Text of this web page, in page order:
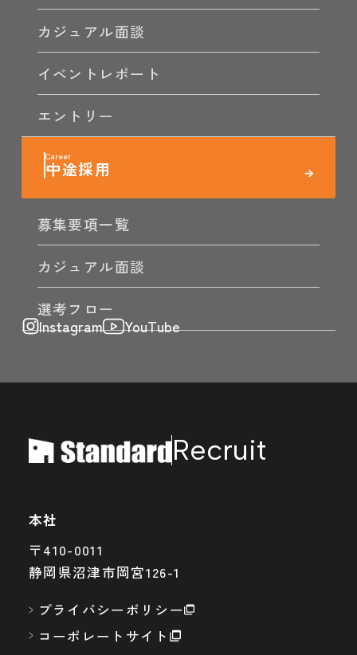
Recruit
本社
〒410-0011
静岡県沼津市岡宮126-1
プライバシーポリシー
コーポレートサイト
カジュアル面談
イベントレポート
エントリー
中途採用
募集要項一覧
カジュアル面談
選考フロー
Instagram
YouTube